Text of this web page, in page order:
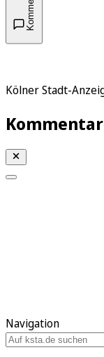
Kölner Stadt-
Navigation